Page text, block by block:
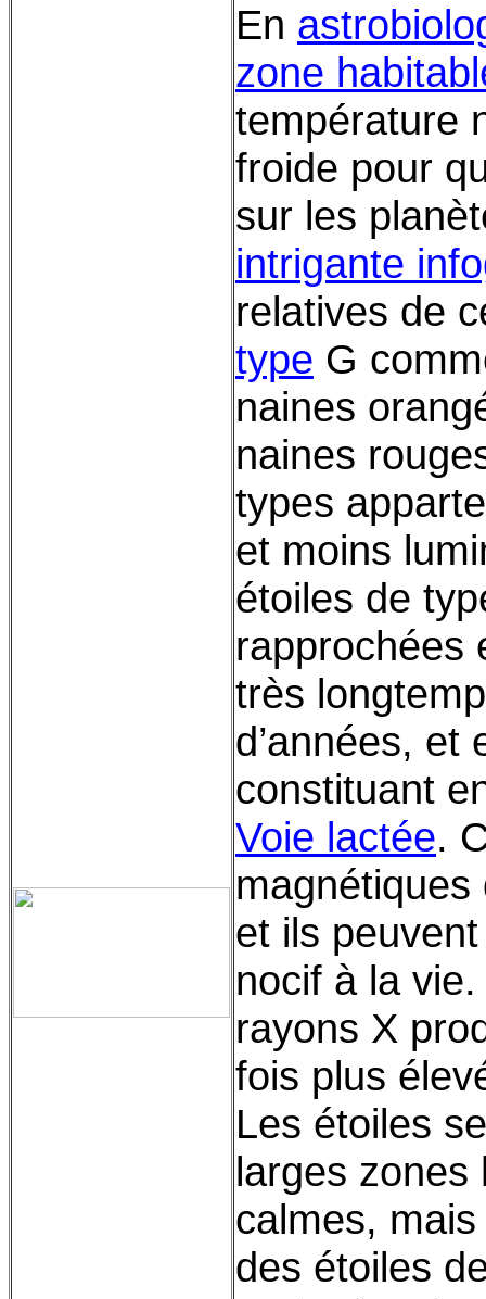
En
zone
température
froide pour
sur les
intrigante
relatives de
type G
naines
naines
types
et moins
étoiles de
rapprochées
très
d’années, et
constituant
Voie lactée.
et ils
nocif à la
rayons X
fois plus
Les étoiles
larges zones
calmes,
des étoiles